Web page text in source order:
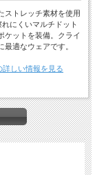
ストレッチ素材を使用
にくいマルチドット
ケットを装備。クライ
適なウェアです。
詳しい情報を見る
合がございます。